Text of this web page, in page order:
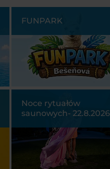
FUNPARK
Noce rytuałów
saunowych- 22.8.2026